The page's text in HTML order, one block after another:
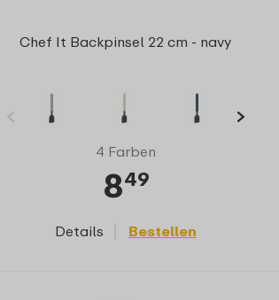
Chef It Backpinsel 22 cm - navy
4 Farben
849
Details Bestellen